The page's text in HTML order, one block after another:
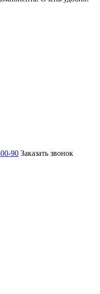
90 Заказать звонок